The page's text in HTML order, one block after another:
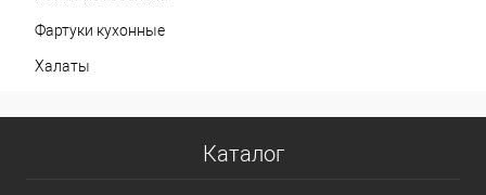
Фартуки кухонные
Халаты
Каталог